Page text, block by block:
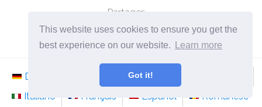
This website uses cookies to ensure you get the
best experience on our website.
Learn more
Got it!
Partager:
Deutsch Nederlands
Italiano
Français Español Românesc